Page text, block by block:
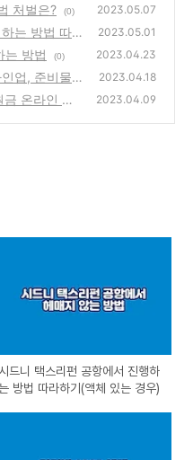
처벌은? (0) 2023.05.07
는 방법 따라
2023.05.01
는 방법 (0) 2023.04.23
업, 준비물 2023.04.18
온라인 신
2023.04.09
시드니 택스리펀 공항에서 진행하
는 방법 따라하기(액체 있는 경우)